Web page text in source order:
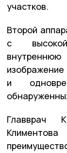
участков.
Второй
с
и
Главврач